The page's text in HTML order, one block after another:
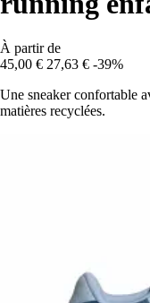
À partir de
45,00 € 27,63 € -39%
Une sneaker confortable
matières recyclées.